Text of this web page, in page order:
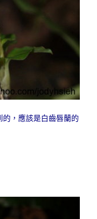
，應該是白齒唇蘭的